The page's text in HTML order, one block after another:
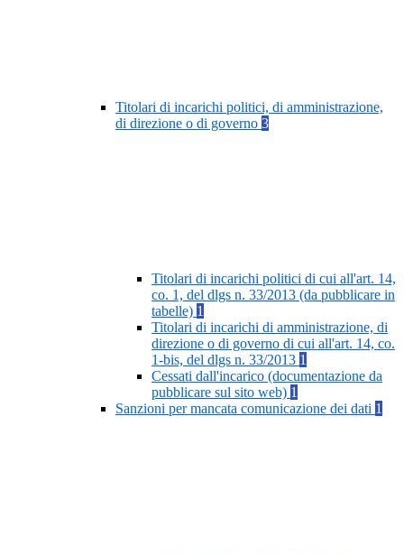
Titolari di incarichi politici, di amministrazione,
di direzione o di governo 3
Titolari di incarichi politici di cui all'art. 14,
co. 1, del dlgs n. 33/2013 (da pubblicare in
tabelle) 1
Titolari di incarichi di amministrazione, di
direzione o di governo di cui all'art. 14, co.
1-bis, del dlgs n. 33/2013 1
Cessati dall'incarico (documentazione da
pubblicare sul sito web) 1
Sanzioni per mancata comunicazione dei dati 1